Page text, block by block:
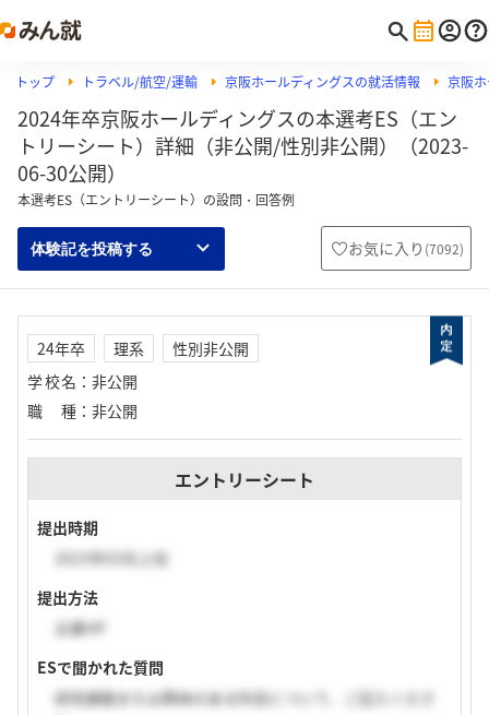
トップ トラベル/航空/運輸 京阪ホールディングスの就活情報 京阪
2024年卒京阪ホールディングスの本選考ES（エン
トリーシート）詳細（非公開/性別非公開）（2023-
06-30公開）
本選考ES（エントリーシート）の設問・回答例
体験記を投稿する お気に入り (7092)
24年卒 理系
性別非公開
学校名 ： 非公開
職種 ： 非公開
エントリーシート
提出時期
2023年03月上旬
提出方法
企業HP
ESで聞かれた質問
研究課題または興味のある科目について、ご記入くださ